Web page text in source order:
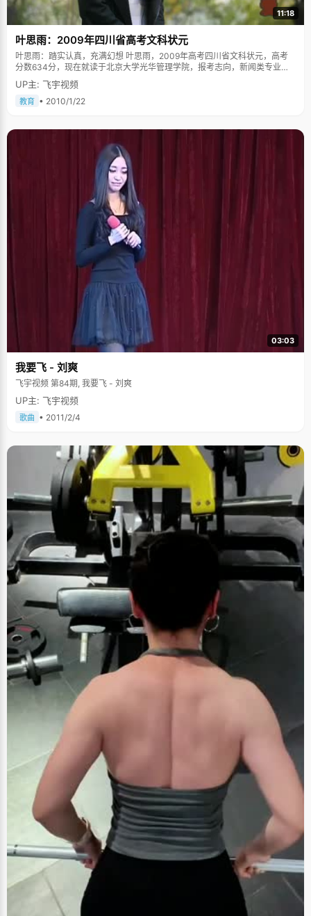
11:18
叶思雨：2009年四川省高考文科状元
叶思雨：踏实认真，充满幻想 叶思雨，2009年高考四川省文科状元，高考
分数634分，现在就读于北京大学光华管理学院，报考志向，新闻类专业。
高考已经过去了将近半年的时间，提到自己是状元的事，叶思雨依然一脸惊
喜的表情，她从来就没有想过自己可以当状元，"我虽然成绩还不错，但是从
来没有拿过第一，以前一直都是年级十七名左右，最好的一次是年级第四，
好，整体成绩就上去了。" 打出来的听话 叶思雨说话很温和，性格文静，提
起小时候，她不好意思的低下头，红了脸说，"小时候可没少挨打。" "我外表
看起来很乖巧，其实挺不让人省心的"，叶思雨说自己小时候很贪玩，放学
后，跟着同学一起回家，不按照正常的大路走，故意的绕道一条狭长的小
街。那条小街沿街都是卖小吃的店铺，叶思雨把所有零花钱都买了零食，一
分钱一串的串串香，吃个大饱才回家，好几回拉肚子仍屡教不改。好几次跟
同学结伴出去玩，玩得开心了没告诉父母，天黑了才回家，急得父母到处走
人。教育了几次不见起效，爸爸妈妈不得不动用比较严厉的手段，"不听话就
挨打，最严厉的一次爸爸妈妈实在太生气，两人一同动手打，那是最惨烈的
一次，身上的於痕半个月才下去。"这次挨打叶思雨仍心有余悸，不过此后就
再不敢犯同样的错误了，倒也算是收到良好效果。 叶思雨的学习习惯养成也
蛮费劲的，"妈妈管得特别严，每天都要监督我写作业，然后检查，直到初中
以后，我渐渐懂事上正轨了，他们才放心，高中基本就不用管了"。 学习的诀
优点，那就是循规蹈矩，认认真真。叶思雨的语文老师曾经说，虽然叶思雨
的成绩一直不温不火，但是她非常踏实，一步一个脚印的走，不急不躁，所
以成绩一直稳中有升。高考正好是一个契机，正好达到了一个高度。所以当
所有人都在诧异叶思雨这匹黑马的时候，语文老师一副意料之中的神态。 "我
觉得自己最认真的地方大概就是记笔记吧"，叶思雨说，"上课的时候，老师
记，一边整理一遍复习，思考，总结，化繁为简，化简而变通，感觉挺有帮
助的"。除了笔记外，叶思雨还有一个专门的考题本，记录的是每次考试的重
点题目，考点，还有做错的题，经常拿出来翻看一下，知道自己的弱点，有
针对性的做题，有的放矢，事半功倍。 充满想象的女孩 叶思雨非常喜欢看
书，看电影，尤其是科幻和推理类的书籍和片子，她都很喜欢。"第一次看
《福尔摩斯》小说集，就迷上了推理小说， 比如《伏尔加河上的惨案》呀，
让人惊叹了。"电影类也偏好魔幻类电影，《指环王》、《哈利波特》，喜欢
那种奇妙而玄幻的感觉。叶思雨的脑海中有一个自己幻想的世界，在这里有
很多种族，各种各样的人，穿着的衣服富于设计和时尚，"我经常会给他们设
计一些精彩的生活片段，这里也会有战争，有凶杀案，有很多各种各样的事
情发生"，叶思雨眼睛里折射出明亮的光，"我把这些小想法小故事都写在了
日记里，每次记日记的时候，就仿佛进入了另一个奇妙梦幻的世界"。叶思雨
的小说日子已经写了半年多了，她想等到一个合适的时机，将所有的小故事
整理下来，认真的润色一下，整理成一本小说与大家分享。 叶思雨今天特意
带了小提琴来，演奏了一段《梁祝》送给我们当礼物，她安静的站在未名湖
畔，琴声悠扬婉转，曲折呜咽，恰好一阵秋风吹过，金黄的树叶纷飞飘落，
忽然有股不真实的感觉。状元的光环掩去了光芒，叶思雨的朴实、真诚和奇
妙的幻想给我们留下了很深刻的印象。
UP主: 飞宇视频
教育 • 2010/1/22
03:03
我要飞 - 刘爽
飞宇视频 第84期, 我要飞 - 刘爽
UP主: 飞宇视频
歌曲 • 2011/2/4